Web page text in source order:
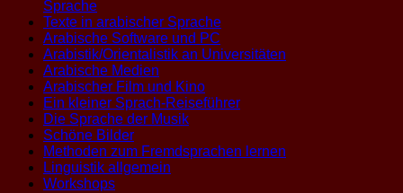
Sprache
Texte in arabischer Sprache
Arabische Software und PC
Arabistik/Orientalistik an Universitäten
Arabische Medien
Arabischer Film und Kino
Ein kleiner Sprach-Reiseführer
Die Sprache der Musik
Schöne Bilder
Methoden zum Fremdsprachen lernen
Linguistik allgemein
Workshops